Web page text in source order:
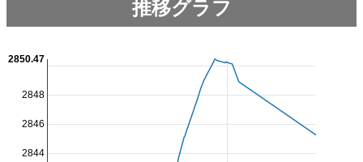
推移グラフ
2844
2846
2848
2850.47